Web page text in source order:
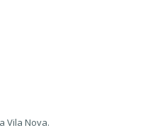
Vila Nova.